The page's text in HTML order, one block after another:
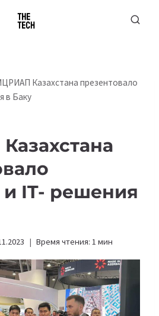
Казахстана презентовало
в Баку
и IT- решения
Время чтения: 1 мин